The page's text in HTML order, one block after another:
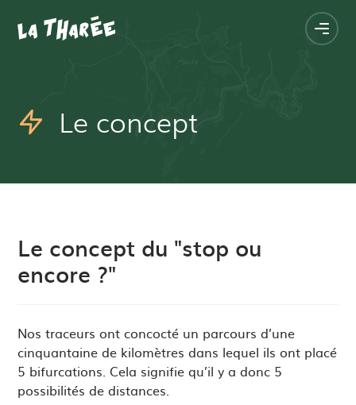
Le concept
principale
la
Le concept du "stop ou
encore ?"
Nos traceurs ont concocté un parcours d’une
cinquantaine de kilomètres dans lequel ils ont placé
5 bifurcations. Cela signifie qu’il y a donc 5
possibilités de distances.